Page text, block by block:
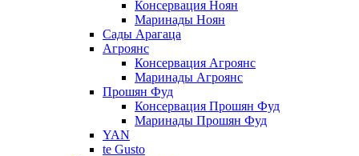
Консервация Ноян
Маринады Ноян
Сады Арагаца
Агроянс
Консервация Агроянс
Маринады Агроянс
Прошян Фуд
Консервация Прошян Фуд
Маринады Прошян Фуд
YAN
te Gusto